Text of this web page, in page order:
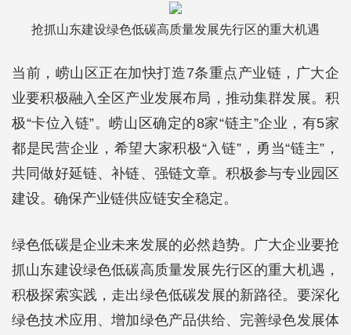
抢抓山东建设绿色低碳高质量发展先行区的重大机遇
当前，崂山区正在加快打造7条重点产业链，广大企
业要积极融入全区产业发展布局，推动集群发展。积
极“卡位入链”。崂山区确定的8家“链主”企业，有5家
都是民营企业，希望大家积极“入链”，勇当“链主”，
共同做好延链、补链、强链文章。积极参与专业园区
建设。确保产业链供应链安全稳定。
绿色低碳是企业未来发展的必然趋势。广大企业要抢
抓山东建设绿色低碳高质量发展先行区的重大机遇，
积极探索实践，走出绿色低碳发展的新路径。要深化
绿色技术应用、增加绿色产品供给、完善绿色发展体